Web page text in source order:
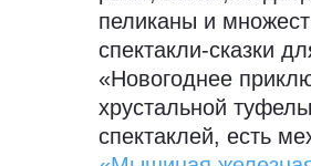
пеликаны и
спектакли-сказки
«Новогоднее
хрустальной
спектаклей, есть